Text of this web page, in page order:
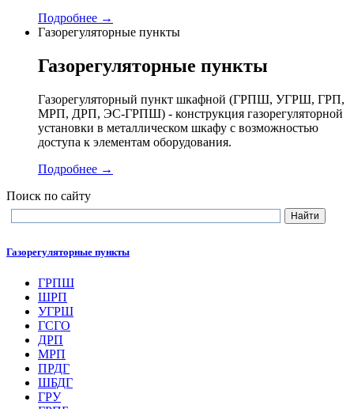
Подробнее →
Газорегуляторные пункты
Газорегуляторные пункты
Газорегуляторный пункт шкафной (ГРПШ, УГРШ, ГРП,
МРП, ДРП, ЭС-ГРПШ) - конструкция газорегуляторной
установки в металлическом шкафу с возможностью
доступа к элементам оборудования.
Подробнее →
Поиск по сайту
Газорегуляторные пункты
ГРПШ
ШРП
УГРШ
ГСГО
ДРП
МРП
ПРДГ
ШБДГ
ГРУ